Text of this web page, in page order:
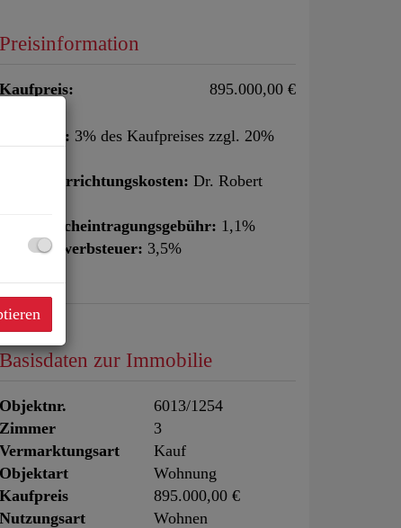
Preisinformation
Kaufpreis: 895.000,00 €
Provision: 3% des Kaufpreises zzgl. 20%
Vertragserrichtungskosten: Dr. Robert
Grundbucheintragungsgebühr: 1,1%
Grunderwerbsteuer: 3,5%
Basisdaten zur Immobilie
Objektnr.
6013/1254
Zimmer
3
Vermarktungsart
Kauf
Objektart
Wohnung
Kaufpreis
895.000,00 €
Nutzungsart
Wohnen